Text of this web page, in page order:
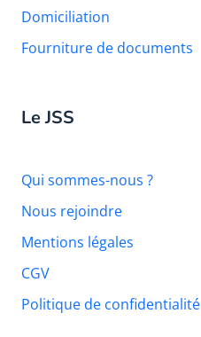
Domiciliation
Fourniture de documents
Le JSS
Qui sommes-nous ?
Nous rejoindre
Mentions légales
CGV
Politique de confidentialité